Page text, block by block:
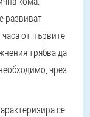
развиват
от първите
трябва да
чрез
се